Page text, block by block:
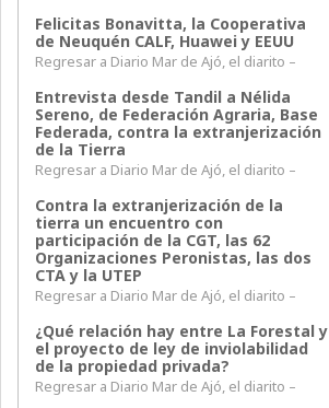
Felicitas Bonavitta, la Cooperativa
de Neuquén CALF, Huawei y EEUU
Regresar a Diario Mar de Ajó, el diarito –
Entrevista desde Tandil a Nélida
Sereno, de Federación Agraria, Base
Federada, contra la extranjerización
de la Tierra
Regresar a Diario Mar de Ajó, el diarito –
Contra la extranjerización de la
tierra un encuentro con
participación de la CGT, las 62
Organizaciones Peronistas, las dos
CTA y la UTEP
Regresar a Diario Mar de Ajó, el diarito –
¿Qué relación hay entre La Forestal y
el proyecto de ley de inviolabilidad
de la propiedad privada?
Regresar a Diario Mar de Ajó, el diarito –